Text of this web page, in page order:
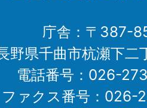
庁舎：〒387-
野県千曲市杭瀬下二
電話番号：026-
ファクス番号：026-